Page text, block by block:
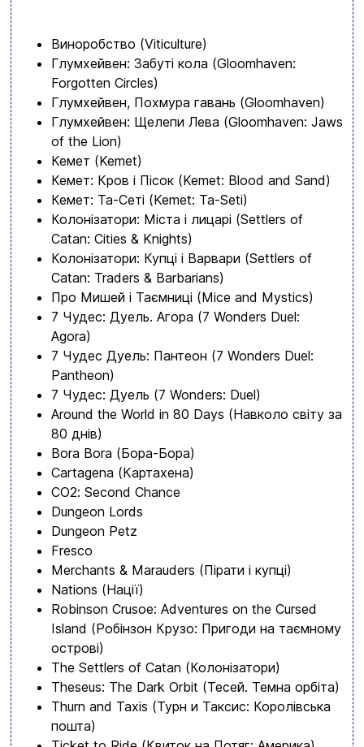
Виноробство (Viticulture)
Глумхейвен: Забуті кола (Gloomhaven:
Forgotten Circles)
Глумхейвен, Похмура гавань (Gloomhaven)
Глумхейвен: Щелепи Лева (Gloomhaven: Jaws
of the Lion)
Кемет (Kemet)
Кемет: Кров і Пісок (Kemet: Blood and Sand)
Кемет: Та-Сеті (Kemet: Ta-Seti)
Колонізатори: Міста і лицарі (Settlers of
Catan: Cities & Knights)
Колонізатори: Купці і Варвари (Settlers of
Catan: Traders & Barbarians)
Про Мишей і Таємниці (Mice and Mystics)
7 Чудес: Дуель. Агора (7 Wonders Duel:
Agora)
7 Чудес Дуель: Пантеон (7 Wonders Duel:
Pantheon)
7 Чудес: Дуель (7 Wonders: Duel)
Around the World in 80 Days (Навколо світу за
80 днів)
Bora Bora (Бора-Бора)
Cartagena (Картахена)
CO2: Second Chance
Dungeon Lords
Dungeon Petz
Fresco
Merchants & Marauders (Пірати і купці)
Nations (Нації)
Robinson Crusoe: Adventures on the Cursed
Island (Робінзон Крузо: Пригоди на таємному
острові)
The Settlers of Catan (Колонізатори)
Theseus: The Dark Orbit (Тесей. Темна орбіта)
Thurn and Taxis (Турн и Таксис: Королівська
пошта)
Контакти
+380996393746
+380634324164
Замовити дзвінок
kubix.boardgames@gmail.com
Мова сайту:
UA ㅤRU
Перегляньте асортимент нашого магазину і ви
обовʼязково знайдете щось цікавеньке